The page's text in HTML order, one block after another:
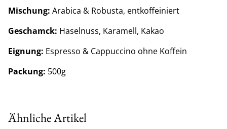
Mischung: Arabica & Robusta, entkoffeiniert
Geschamck: Haselnuss, Karamell, Kakao
Eignung: Espresso & Cappuccino ohne Koffein
Packung: 500g
Ähnliche Artikel